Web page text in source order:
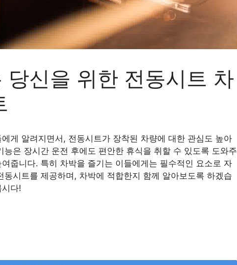
당신을 위한 전동시트 차
게 알려지면서, 전동시트가 장착된 차량에 대한 관심도 높아
은 장시간 운전 후에도 편안한 휴식을 취할 수 있도록 도와주
줍니다. 특히 차박을 즐기는 이들에게는 필수적인 요소로 자
시트를 제공하며, 차박에 적합한지 함께 알아보도록 하겠습
다!